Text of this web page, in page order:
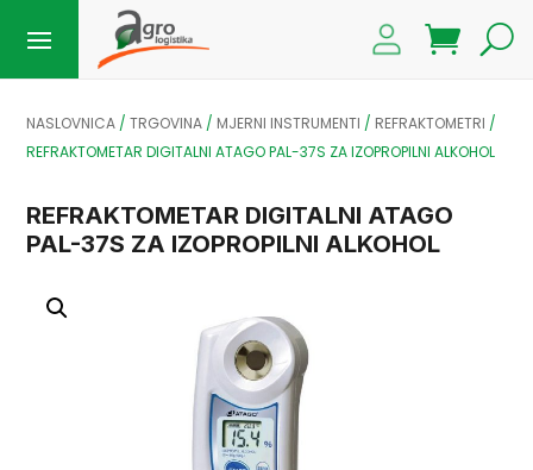
NASLOVNICA /TRGOVINA / MJERNI INSTRUMENTI / REFRAKTOMETRI /
REFRAKTOMETAR DIGITALNI ATAGO PAL-37S ZA IZOPROPILNI ALKOHOL
REFRAKTOMETAR DIGITALNI ATAGO
PAL-37S ZA IZOPROPILNI ALKOHOL